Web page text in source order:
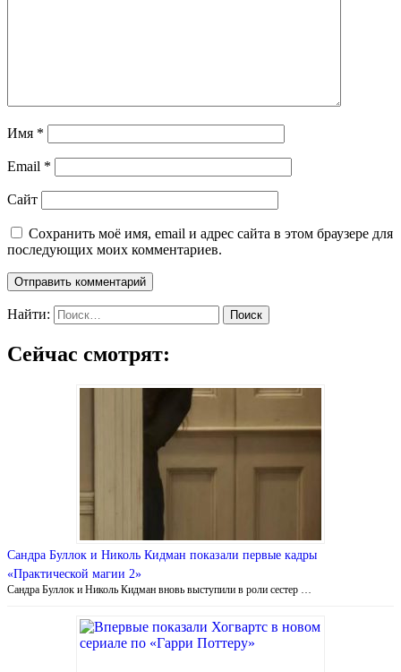
Имя *
Email *
Сайт
Сохранить моё имя, email и адрес сайта в этом браузере для
последующих моих комментариев.
Найти:
Сейчас смотрят:
Сандра Буллок и Николь Кидман показали первые кадры
«Практической магии 2»
Сандра Буллок и Николь Кидман вновь выступили в роли сестер …